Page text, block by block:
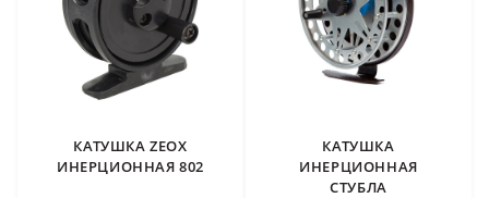
КАТУШКА ZEOX
ИНЕРЦИОННАЯ 802
КАТУШКА
ИНЕРЦИОННАЯ
СТУБЛА